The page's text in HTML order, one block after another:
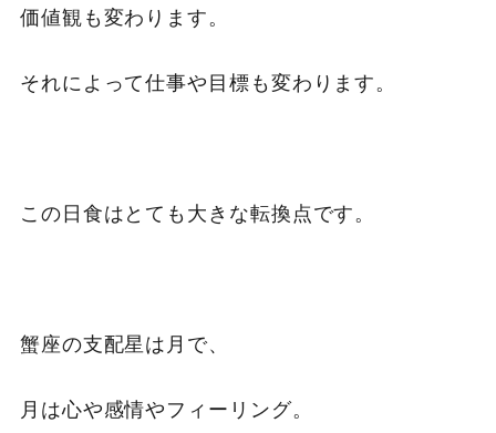
価値観も変わります。
それによって仕事や目標も変わります。
この日食はとても大きな転換点です。
蟹座の支配星は月で、
月は心や感情やフィーリング。